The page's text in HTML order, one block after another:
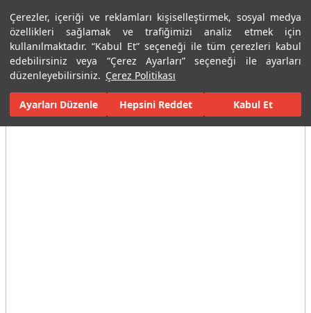
Çerezler, içeriği ve reklamları kişiselleştirmek, sosyal medya
özellikleri sağlamak ve trafiğimizi analiz etmek için
kullanılmaktadır. “Kabul Et” seçeneği ile tüm çerezleri kabul
edebilirsiniz veya “Çerez Ayarları” seçeneği ile ayarları
düzenleyebilirsiniz. Çerez Politikası
Ayarları Düzenle Hepsini Reddet Kabul Et
Menü Menü
Ana Sayfa Karolar Konut İçi Alanlar Banyo Seramikleri
Tüm Görseller(10)